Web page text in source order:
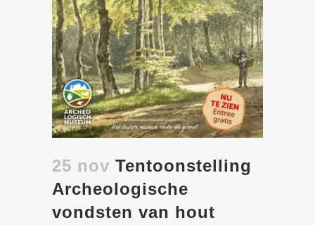
25 nov Tentoonstelling
Archeologische
vondsten van hout